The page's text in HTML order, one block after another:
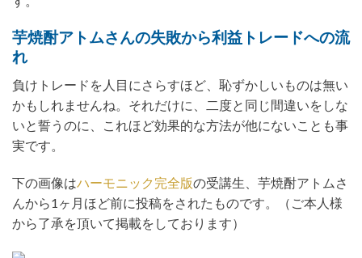
芋焼酎アトムさんの失敗から利益トレードへの流
れ
負けトレードを人目にさらすほど、恥ずかしいものは無い
かもしれませんね。それだけに、二度と同じ間違いをしな
いと誓うのに、これほど効果的な方法が他にないことも事
実です。
下の画像はハーモニック完全版の受講生、芋焼酎アトムさ
んから1ヶ月ほど前に投稿をされたものです。（ご本人様
から了承を頂いて掲載をしております）